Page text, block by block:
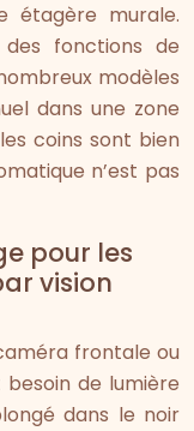
étagère murale.
fonctions de
modèles
dans une zone
coins sont bien
n’est pas
pour les
vision
frontale ou
de lumière
dans le noir